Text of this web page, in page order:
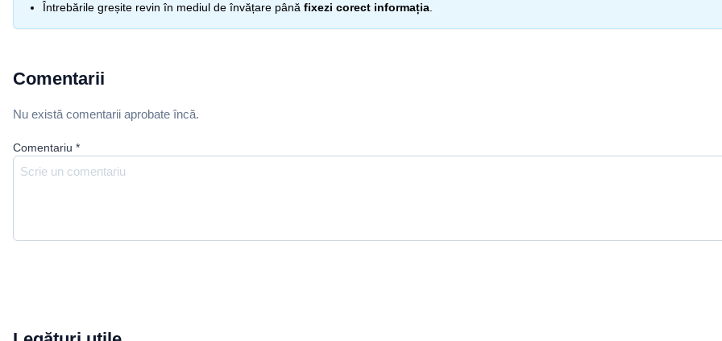
Întrebările greșite revin în mediul de învățare până fixezi corect informația
Comentarii
Nu există comentarii aprobate încă.
Comentariu *